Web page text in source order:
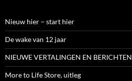
Nieuw hier – start hier
De wake van 12 jaar
NIEUWE VERTALINGEN EN BERICHTEN
More to Life Store, uitleg